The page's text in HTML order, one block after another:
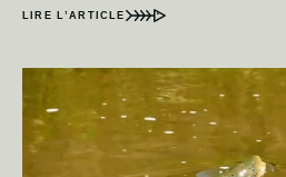
LIRE L’ARTICLE